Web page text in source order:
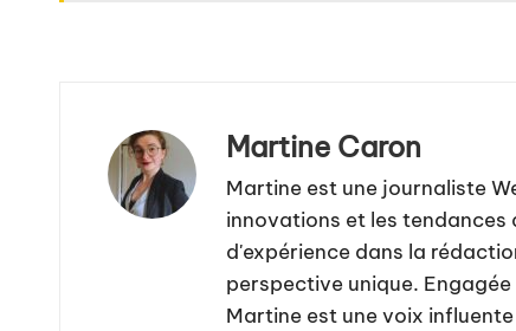
Martine Caron
Martine est une journaliste
innovations et les tendances
d'expérience dans la
perspective unique.
Martine est une voix